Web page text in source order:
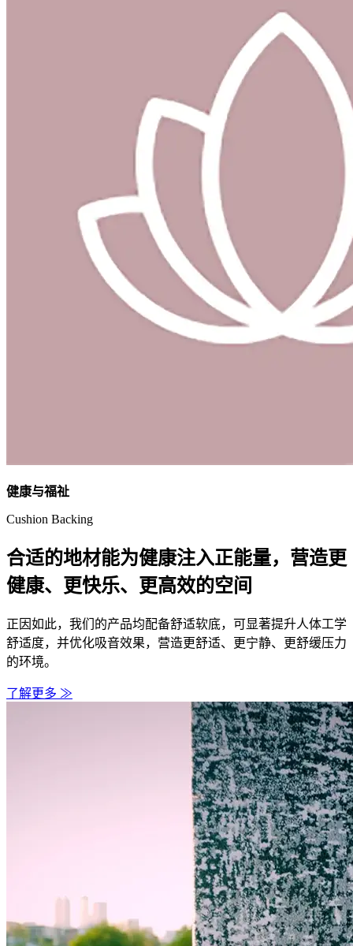
健康与福祉
Cushion Backing
合适的地材能为健康注入正能量，营造更
健康、更快乐、更高效的空间
正因如此，我们的产品均配备舒适软底，可显著提升人体工学
舒适度，并优化吸音效果，营造更舒适、更宁静、更舒缓压力
的环境。
了解更多 ≫